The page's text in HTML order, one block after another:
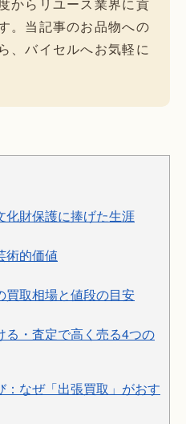
。当記事のお品物への
、バイセルへお気軽に
化財保護に捧げた生涯
術的価値
買取相場と値段の目安
る・査定で高く売る4つの
なぜ「出張買取」がおす